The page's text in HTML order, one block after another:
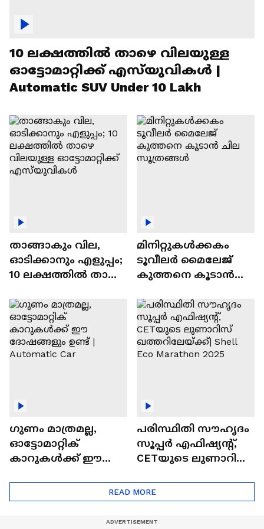
10 ലക്ഷത്തിൽ താഴെ വിലയുള്ള
ഓട്ടോമാറ്റിക്ക് എസ്‍യുവികൾ |
Automatic SUV Under 10 Lakh
താങ്ങാകും വില,
ഓടിക്കാനും എളുപ്പം;
10 ലക്ഷത്തിൽ താഴെ
ഓട്ടോമാറ്റിക്ക്
എസ്‍യുവികൾ
മിനിറ്റുകൾക്കകം
ടൂവീലർ മൈലേജ്
കുത്തനെ കൂടാൻ
ഗുണം മാത്രമല്ല,
ഓട്ടോമാറ്റിക്
കാറുകൾക്ക് ഈ
പരിസ്ഥിതി സൗഹൃദം
സൂപ്പർ എഫിഷ്യന്റ്,
CETയുടെ ലുണാറിസ്
Eco Marathon 2025
READ MORE